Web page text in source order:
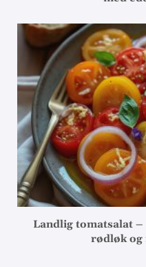
Landlig tomatsalat
rødløk og